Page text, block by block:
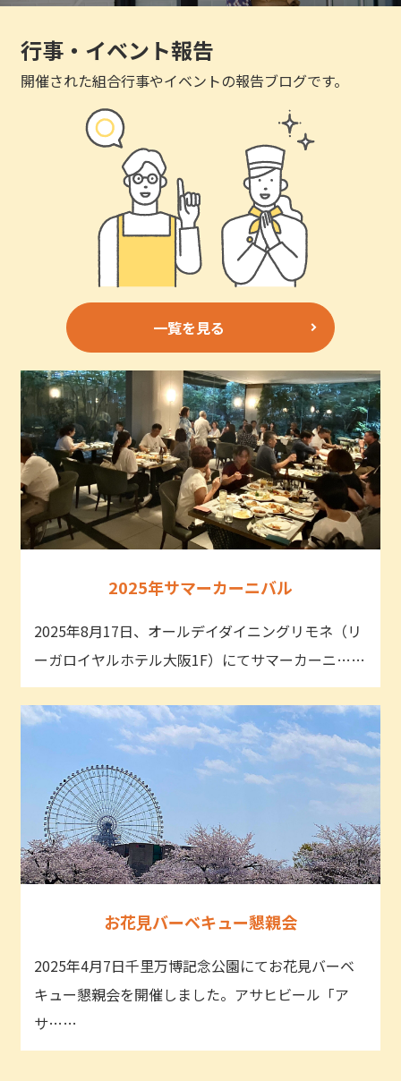
行事・イベント報告
開催された組合行事やイベントの報告ブログです。
一覧を見る
2025年サマーカーニバル
2025年8月17日、オールデイダイニングリモネ（リ
ーガロイヤルホテル大阪1F）にてサマーカーニ……
お花見バーベキュー懇親会
2025年4月7日千里万博記念公園にてお花見バーベ
キュー懇親会を開催しました。アサヒビール「ア
サ……